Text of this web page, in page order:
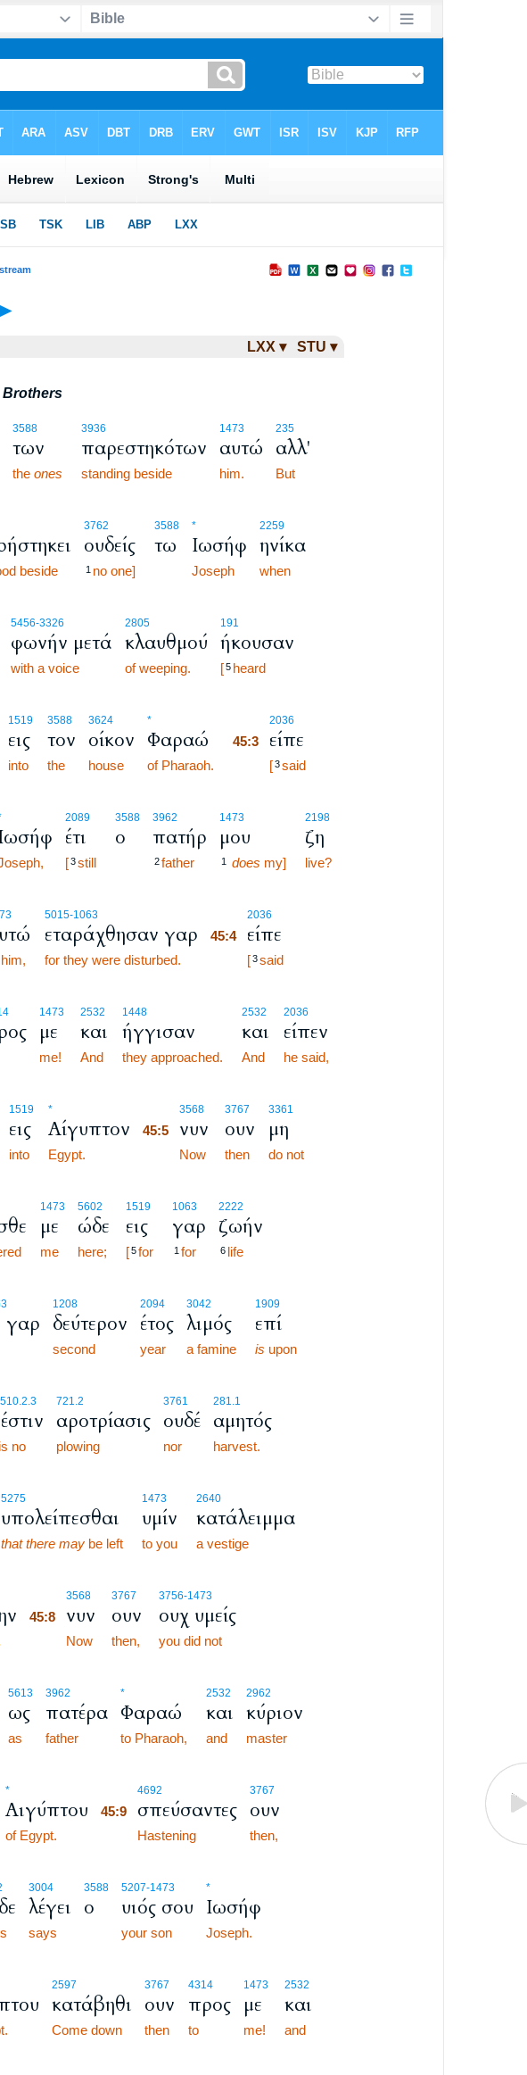
LXX ▾ STU ▾
Brothers
3588
των
the ones
3936
παρεστηκότων
standing beside
1473
αυτώ
him.
235
αλλ'
But
beside
3762
ουδείς
1 no one]
3588
τω
*
Ιωσήφ
Joseph
2259
ηνίκα
when
5456-3326
φωνήν μετά
with a voice
2805
κλαυθμού
of weeping.
191
ήκουσαν
[ 5 heard
1519
εις
into
3588
τον
the
3624
οίκον
house
*
Φαραώ
of Pharaoh.
2036
45:3 είπε
[ 3 said
2089
έτι
[ 3 still
3588
ο
3962
πατήρ
2 father
1473
μου
1 does my]
2198
ζη
live?
5015-1063
εταράχθησαν γαρ
for they were disturbed.
2036
45:4 είπε
[ 3 said
1473
με
me!
2532
και
And
1448
ήγγισαν
they approached.
2532
και
And
2036
είπεν
he said,
1519
εις
into
*
Αίγυπτον
Egypt.
3568
45:5 νυν
Now
3767
ουν
then
3361
μη
do not
1473
με
me
5602
ώδε
here;
1519
εις
[ 5 for
1063
γαρ
1 for
2222
ζωήν
6 life
γαρ
1208
δεύτερον
second
2094
έτος
year
3042
λιμός
a famine
1909
επί
is upon
no
721.2
αροτρίασις
plowing
3761
ουδέ
nor
281.1
αμητός
harvest.
5275
υπολείπεσθαι
that there maybe left
1473
υμίν
to you
2640
κατάλειμμα
a vestige
3568
45:8 νυν
Now
3767
ουν
then,
3756-1473
ουχ υμείς
you did not
5613
ως
as
3962
πατέρα
father
*
Φαραώ
to Pharaoh,
2532
και
and
2962
κύριον
master
*
Αιγύπτου
of Egypt.
4692
45:9 σπεύσαντες
Hastening
3767
ουν
then,
3004
λέγει
says
3588
ο
5207-1473
υιός σου
your son
*
Ιωσήφ
Joseph.
2597
κατάβηθι
Come down
3767
ουν
then
4314
προς
to
1473
με
me!
2532
και
and